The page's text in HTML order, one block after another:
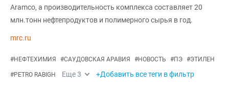
Aramco, а производительность комплекса составляет 20
млн.тонн нефтепродуктов и полимерного сырья в год.
mrc.ru
#НЕФТЕХИМИЯ #САУДОВСКАЯ АРАВИЯ #НОВОСТЬ #ПЭ #ЭТИЛЕН
#PETRO RABIGH Еще3 +Добавить все теги в фильтр